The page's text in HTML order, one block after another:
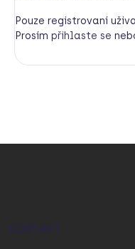
Pouze registrovaní
Prosím přihlaste se
KONTAKT